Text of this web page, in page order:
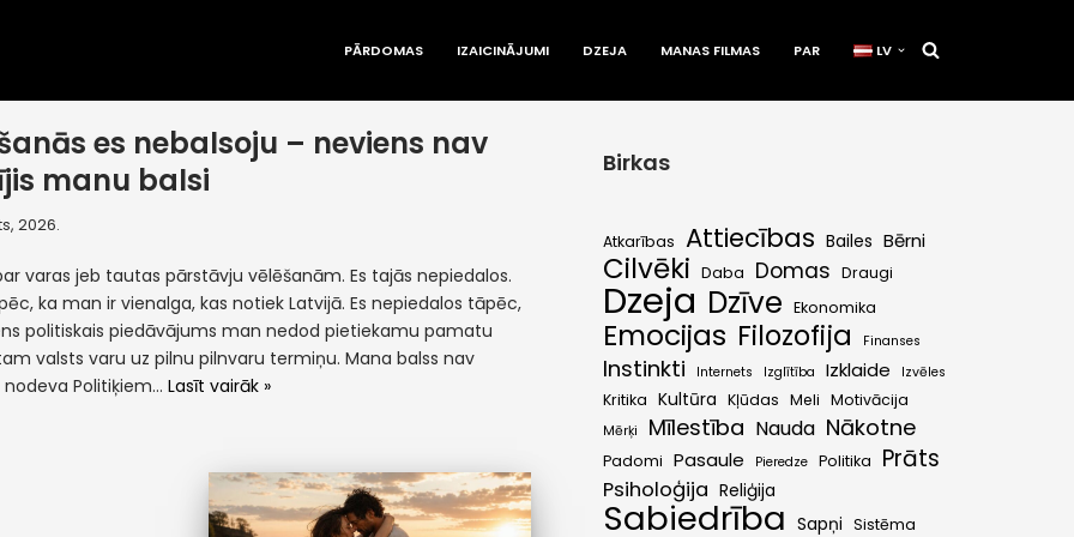
PĀRDOMAS IZAICINĀJUMI DZEJA MANAS FILMAS PAR LV
es nebalsoju – neviens nav
manu balsi
2026.
varas jeb tautas pārstāvju vēlēšanām. Es tajās nepiedalos.
ka man ir vienalga, kas notiek Latvijā. Es nepiedalos tāpēc,
politiskais piedāvājums man nedod pietiekamu pamatu
valsts varu uz pilnu pilnvaru termiņu. Mana balss nav
Politiķiem…Lasīt vairāk »
Birkas
Atkarības Attiecības Bailes Bērni
Cilvēki Daba Domas Draugi
Dzeja Dzīve Ekonomika
Emocijas Filozofija Finanses
Instinkti Internets Izglītība Izklaide Izvēles
Kritika Kultūra Kļūdas Meli Motivācija
Mērķi Mīlestība Nauda Nākotne
Padomi Pasaule Pieredze Politika Prāts
Psiholoģija Reliģija
Sabiedrība Sapņi Sistēma